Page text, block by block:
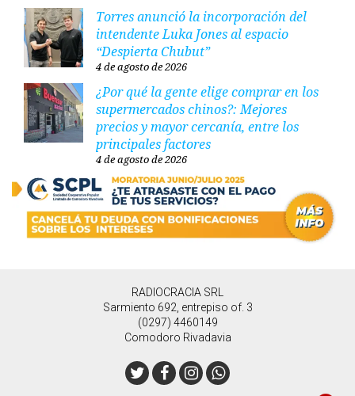
Torres anunció la incorporación del
intendente Luka Jones al espacio
“Despierta Chubut”
4 de agosto de 2026
¿Por qué la gente elige comprar en los
supermercados chinos?: Mejores
precios y mayor cercanía, entre los
principales factores
4 de agosto de 2026
RADIOCRACIA SRL
Sarmiento 692, entrepiso of. 3
(0297) 4460149
Comodoro Rivadavia